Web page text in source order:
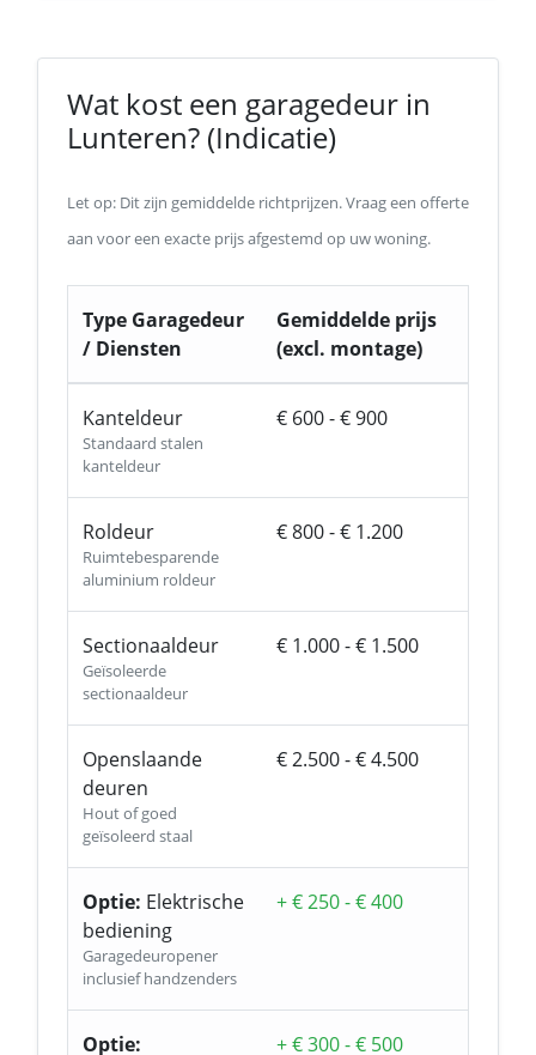
Wat kost een garagedeur in
Lunteren? (Indicatie)
Let op: Dit zijn gemiddelde richtprijzen. Vraag een offerte
aan voor een exacte prijs afgestemd op uw woning.
Type Garagedeur
/ Diensten
Gemiddelde prijs
(excl. montage)
Kanteldeur
Standaard stalen
kanteldeur
€ 600 - € 900
Roldeur
Ruimtebesparende
aluminium roldeur
€ 800 - € 1.200
Sectionaaldeur
Geïsoleerde
sectionaaldeur
€ 1.000 - € 1.500
Openslaande
deuren
Hout of goed
geïsoleerd staal
€ 2.500 - € 4.500
Optie: Elektrische
bediening
Garagedeuropener
inclusief handzenders
+ € 250 - € 400
Optie: + € 300 - € 500